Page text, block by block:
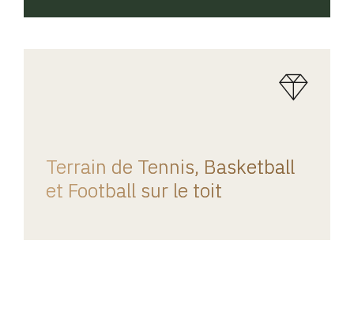
Terrain de Tennis, Basketball
et Football sur le toit